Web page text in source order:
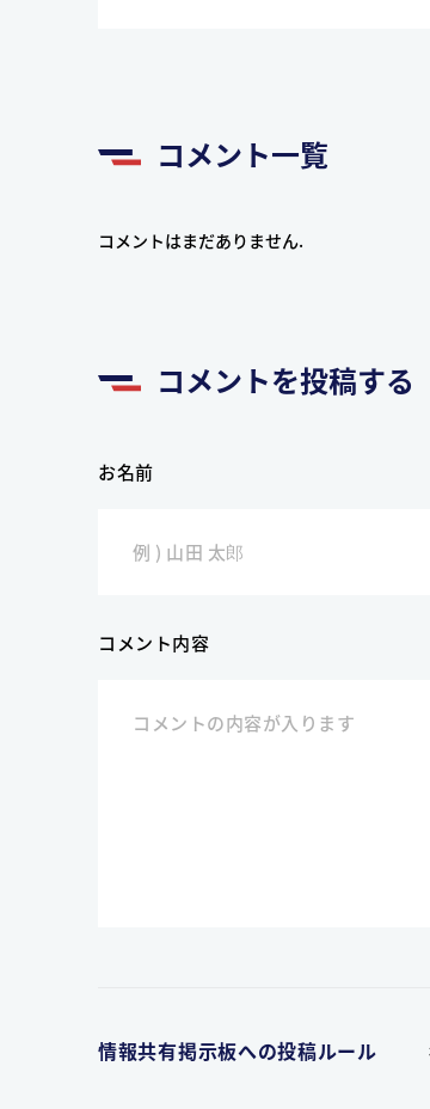
コメント一覧
コメントはまだありません.
コメントを投稿する
お名前
コメント内容
情報共有掲示板への投稿ルール